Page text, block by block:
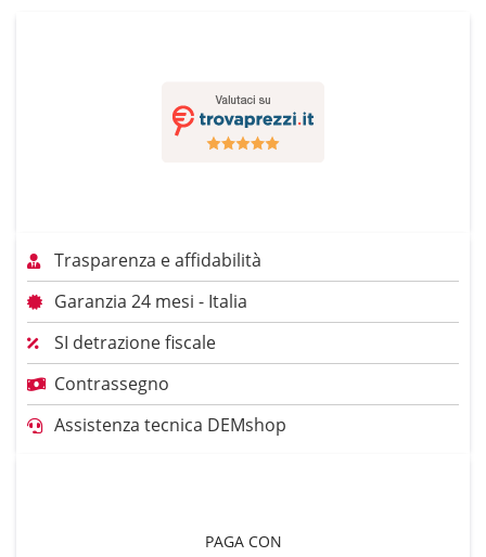
Trasparenza e affidabilità
Garanzia 24 mesi - Italia
SI detrazione fiscale
Contrassegno
Assistenza tecnica DEMshop
PAGA CON